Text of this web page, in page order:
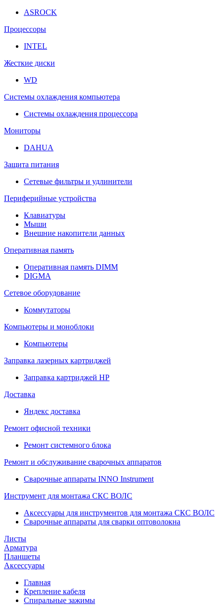
ASROCK
Процессоры
INTEL
Жесткие диски
WD
Системы охлаждения компьютера
Системы охлаждения процессора
Мониторы
DAHUA
Защита питания
Сетевые фильтры и удлинители
Периферийные устройства
Клавиатуры
Мыши
Внешние накопители данных
Оперативная память
Оперативная память DIMM
DIGMA
Сетевое оборудование
Коммутаторы
Компьютеры и моноблоки
Компьютеры
Заправка лазерных картриджей
Заправка картриджей HP
Доставка
Яндекс доставка
Ремонт офисной техники
Ремонт системного блока
Ремонт и обслуживание сварочных аппаратов
Сварочные аппараты INNO Instrument
Инструмент для монтажа СКС ВОЛС
Аксессуары для инструментов для монтажа СКС ВОЛС
Сварочные аппараты для сварки оптоволокна
Листы
Арматура
Планшеты
Аксессуары
Главная
Крепление кабеля
Спиральные зажимы